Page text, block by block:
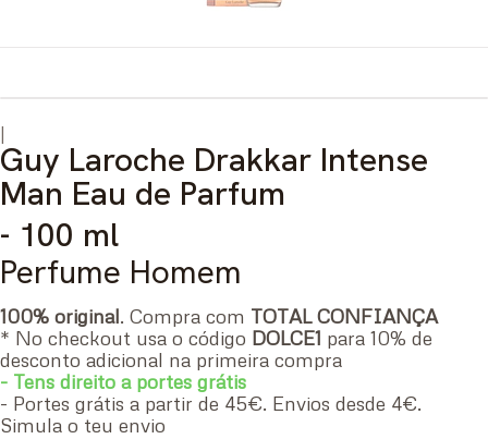
|
Guy Laroche Drakkar Intense
Man Eau de Parfum
- 100 ml
Perfume Homem
100% original. Compra com TOTAL CONFIANÇA
* No checkout usa o código DOLCE1 para 10% de
desconto adicional na primeira compra
- Tens direito a portes grátis
- Portes grátis a partir de 45€. Envios desde 4€.
Simula o teu envio